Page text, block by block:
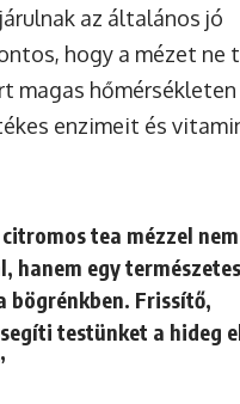
az általános jó
hogy a mézet ne
magas hőmérsékleten
enzimeit és
tea mézzel nem
hanem egy természetes
bögrénkben. Frissítő,
testünket a hideg